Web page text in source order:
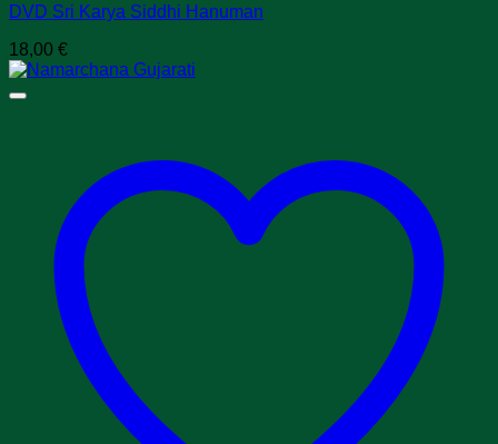
DVD Sri Karya Siddhi Hanuman
18,00 €